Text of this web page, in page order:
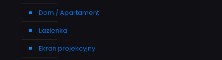
Dom / Apartament
Łazienka
Ekran projekcyjny